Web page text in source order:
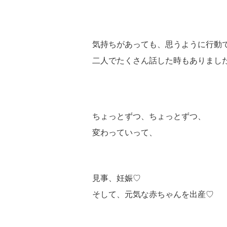
気持ちがあっても、思うように行動
二人でたくさん話した時もありまし
ちょっとずつ、ちょっとずつ、
変わっていって、
見事、妊娠♡
そして、元気な赤ちゃんを出産♡